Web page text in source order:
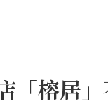
「榕居